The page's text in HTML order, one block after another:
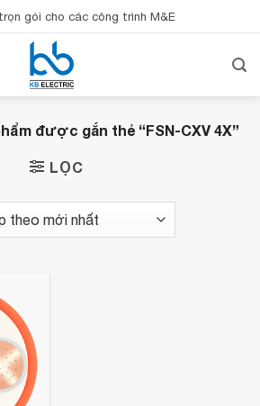
gói cho các công trình M&E
được gắn thẻ “FSN-CXV 4X”
LỌC